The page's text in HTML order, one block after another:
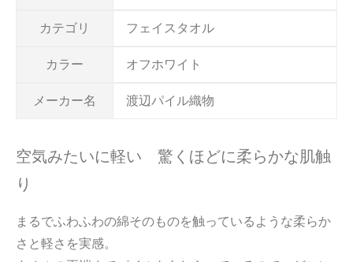
カテゴリ フェイスタオル
カラー オフホワイト
メーカー名 渡辺パイル織物
空気みたいに軽い 驚くほどに柔らかな肌触
り
まるでふわふわの綿そのものを触っているような柔らか
さと軽さを実感。